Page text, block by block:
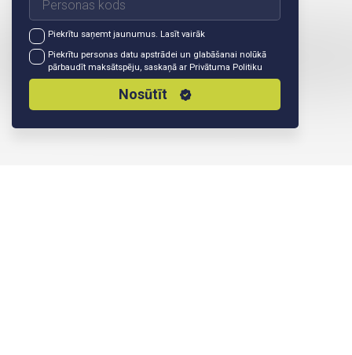
Piekrītu saņemt jaunumus. Lasīt vairāk
Piekrītu personas datu apstrādei un glabāšanai nolūkā
pārbaudīt maksātspēju, saskaņā ar Privātuma Politiku
Nosūtīt